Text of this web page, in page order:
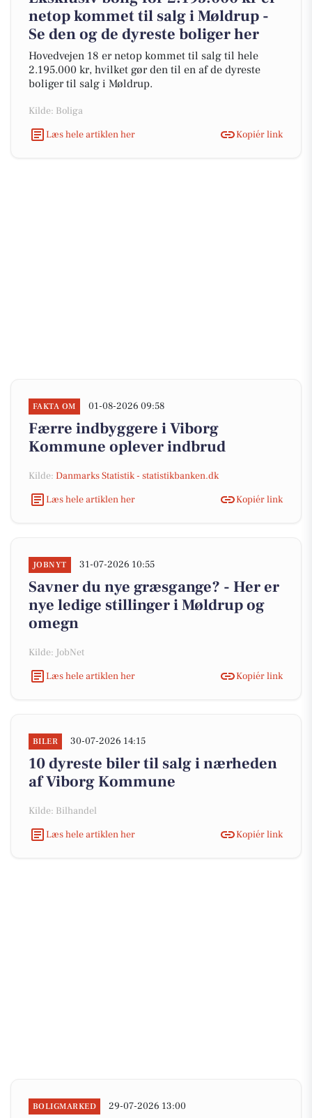
netop kommet til salg i Møldrup -
Se den og de dyreste boliger her
Hovedvejen 18 er netop kommet til salg til hele
2.195.000 kr, hvilket gør den til en af de dyreste
boliger til salg i Møldrup.
Kilde: Boliga
Læs hele artiklen her
Kopiér link
FAKTA OM 01-08-2026 09:58
Færre indbyggere i Viborg
Kommune oplever indbrud
Kilde: Danmarks Statistik - statistikbanken.dk
Læs hele artiklen her
Kopiér link
JOBNYT 31-07-2026 10:55
Savner du nye græsgange? - Her er
nye ledige stillinger i Møldrup og
omegn
Kilde: JobNet
Læs hele artiklen her
Kopiér link
BILER 30-07-2026 14:15
10 dyreste biler til salg i nærheden
af Viborg Kommune
Kilde: Bilhandel
Læs hele artiklen her
Kopiér link
BOLIGMARKED 29-07-2026 13:00